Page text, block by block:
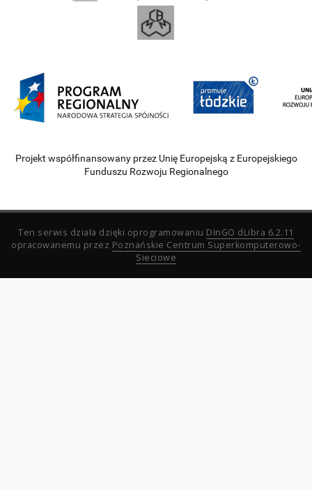
Projekt współfinansowany przez Unię Europejską z Europejskiego
Funduszu Rozwoju Regionalnego
Ten serwis działa dzięki oprogramowaniu DInGO dLibra 6.2.11
opracowanemu przez Poznańskie Centrum Superkomputerowo-
Sieciowe